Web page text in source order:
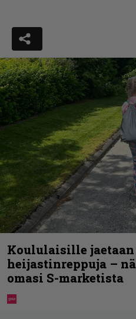
Koululaisille
heijastinreppuja –
omasi S-marketista